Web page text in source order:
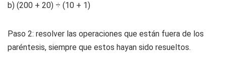
b) (200 + 20) ÷ (10 + 1)
Paso 2: resolver las operaciones que están fuera de los
paréntesis, siempre que estos hayan sido resueltos.